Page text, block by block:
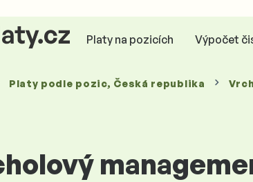
Platy na pozicích Výpočet
Platy podle pozic, Česká republika